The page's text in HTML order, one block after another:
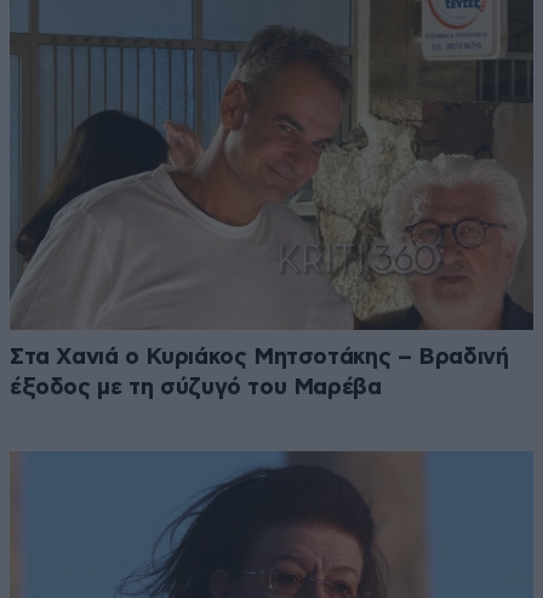
Στα Χανιά ο Κυριάκος Μητσοτάκης – Βραδινή
έξοδος με τη σύζυγό του Μαρέβα